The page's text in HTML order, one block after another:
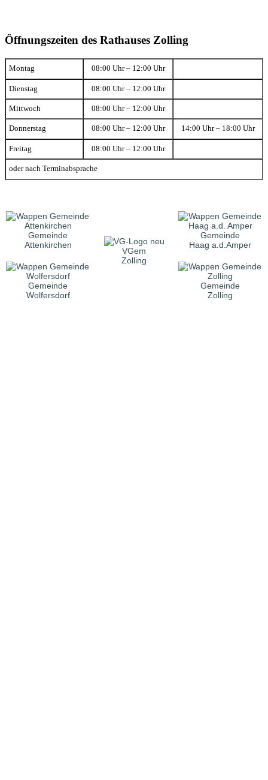
Öffnungszeiten des Rathauses Zolling
Montag 08:00 Uhr – 12:00 Uhr
Dienstag 08:00 Uhr – 12:00 Uhr
Mittwoch 08:00 Uhr – 12:00 Uhr
Donnerstag 08:00 Uhr – 12:00 Uhr 14:00 Uhr – 18:00 Uhr
Freitag 08:00 Uhr – 12:00 Uhr
oder nach Terminabsprache
Gemeinde
Attenkirchen
VGem
Zolling
Gemeinde
Haag a.d.Amper
Gemeinde
Wolfersdorf
Gemeinde
Zolling